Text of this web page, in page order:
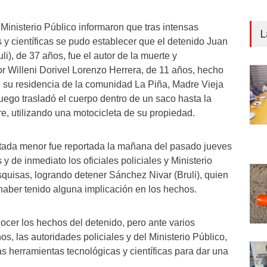
Público informaron que tras intensas
científicas se pudo establecer que el detenido Juan
de 37 años, fue el autor de la muerte y
Willeni Dorivel Lorenzo Herrera, de 11 años, hecho
residencia de la comunidad La Piña, Madre Vieja
trasladó el cuerpo dentro de un saco hasta la
utilizando una motocicleta de su propiedad.
menor fue reportada la mañana del pasado jueves
y de inmediato los oficiales policiales y Ministerio
logrando detener Sánchez Nivar (Bruli), quien
tenido alguna implicación en los hechos.
los hechos del detenido, pero ante varios
las autoridades policiales y del Ministerio Público,
herramientas tecnológicas y científicas para dar una